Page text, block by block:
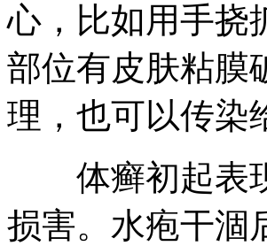
心，比如用手挠
部位有皮肤粘膜
理，也可以传染
体癣初起表现
损害。水疱干涸